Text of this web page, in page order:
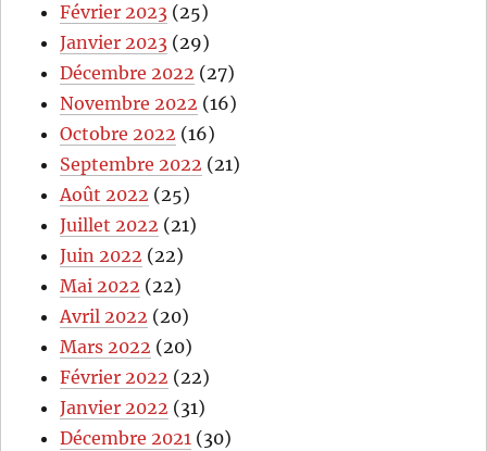
Février 2023 (25)
Janvier 2023 (29)
Décembre 2022 (27)
Novembre 2022 (16)
Octobre 2022 (16)
Septembre 2022 (21)
Août 2022 (25)
Juillet 2022 (21)
Juin 2022 (22)
Mai 2022 (22)
Avril 2022 (20)
Mars 2022 (20)
Février 2022 (22)
Janvier 2022 (31)
Décembre 2021 (30)